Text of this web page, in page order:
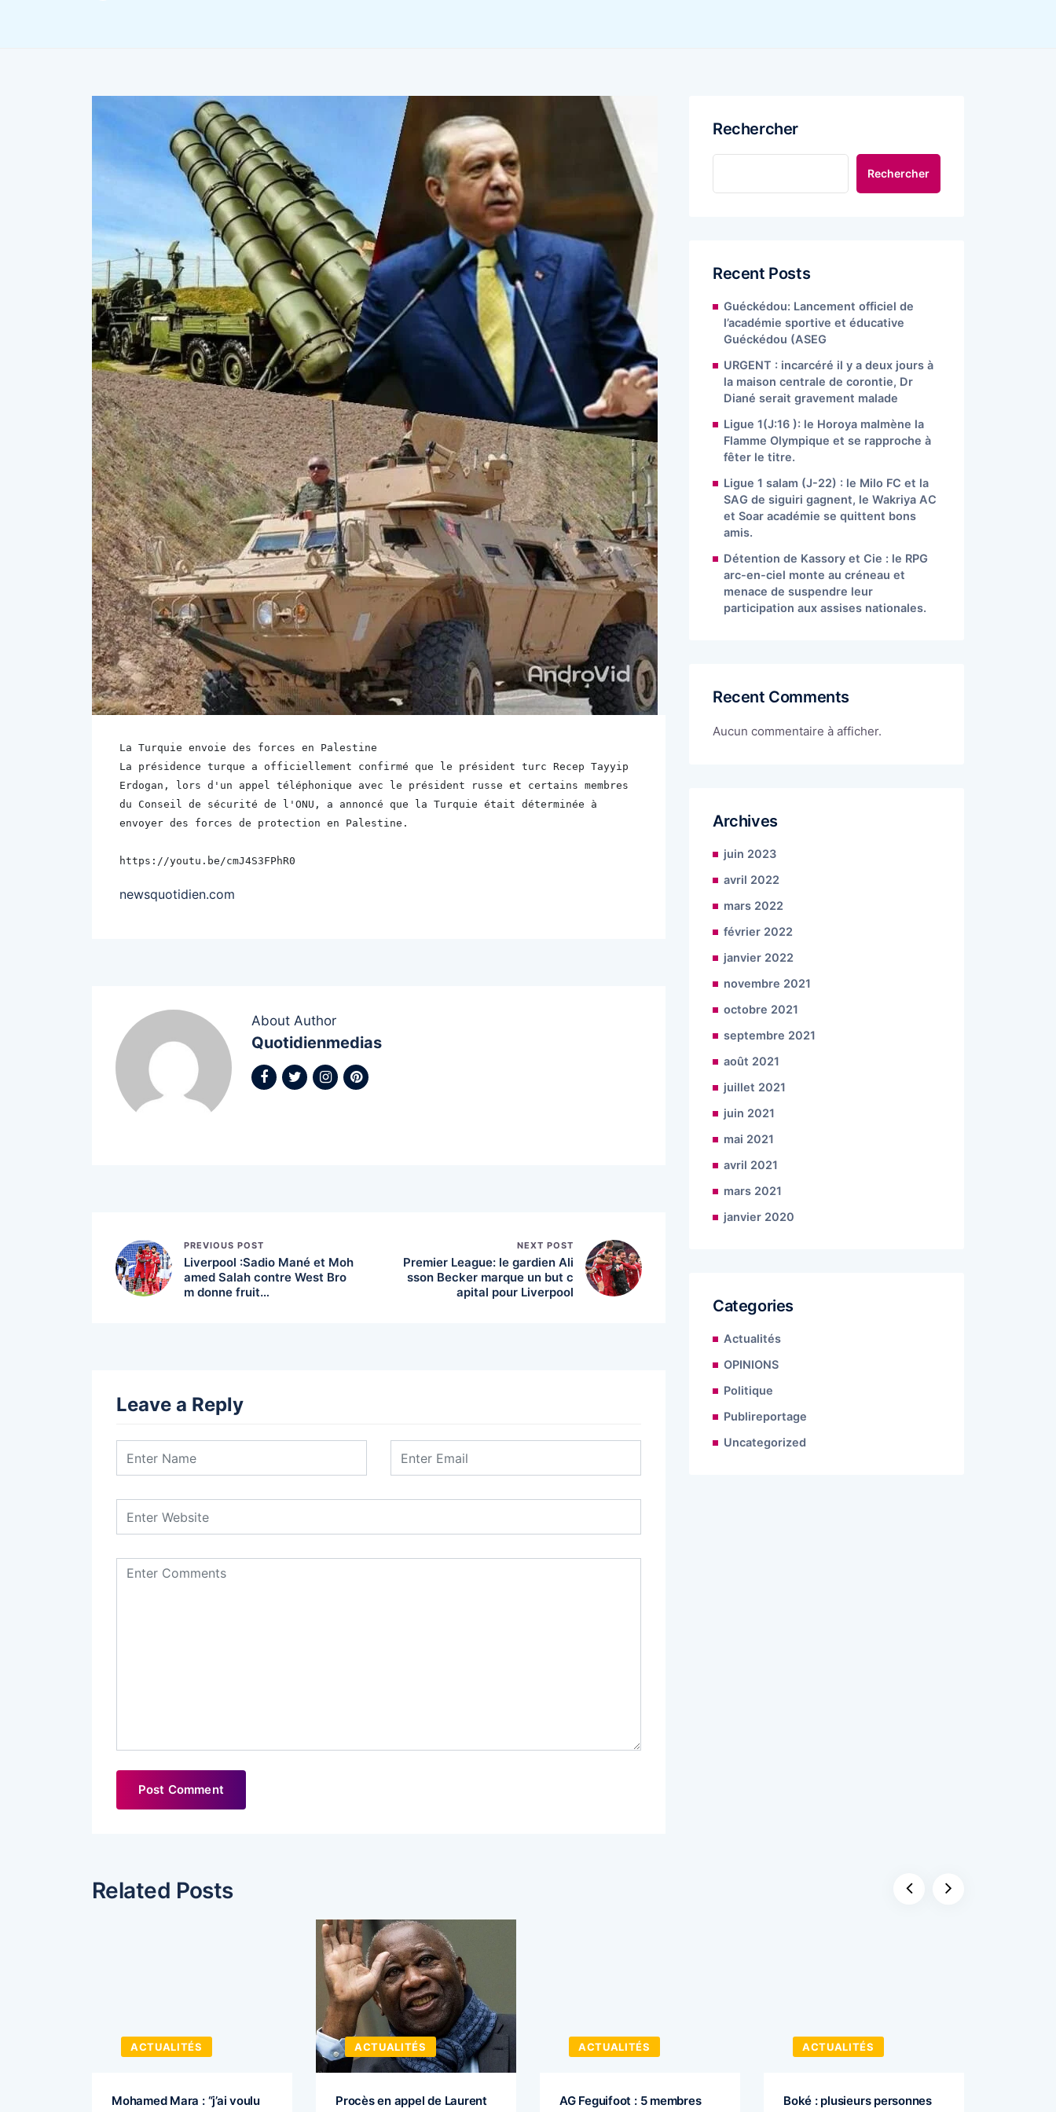
La Turquie envoie des forces en Palestine
La présidence turque a officiellement confirmé que le président turc Recep Tayyip
Erdogan, lors d'un appel téléphonique avec le président russe et certains membres
du Conseil de sécurité de l'ONU, a annoncé que la Turquie était déterminée à
envoyer des forces de protection en Palestine.
https://youtu.be/cmJ4S3FPhR0
newsquotidien.com
About Author
Quotidienmedias
PREVIOUS POST
Liverpool :Sadio Mané et Moh
amed Salah contre West Bro
m donne fruit…
NEXT POST
Premier League: le gardien Ali
sson Becker marque un but c
apital pour Liverpool
Leave a Reply
Rechercher
Rechercher
Recent Posts
Guéckédou: Lancement officiel de
l’académie sportive et éducative
Guéckédou (ASEG
URGENT : incarcéré il y a deux jours à
la maison centrale de corontie, Dr
Diané serait gravement malade
Ligue 1(J:16 ): le Horoya malmène la
Flamme Olympique et se rapproche à
fêter le titre.
Ligue 1 salam (J-22) : le Milo FC et la
SAG de siguiri gagnent, le Wakriya AC
et Soar académie se quittent bons
amis.
Détention de Kassory et Cie : le RPG
arc-en-ciel monte au créneau et
menace de suspendre leur
participation aux assises nationales.
Recent Comments
Aucun commentaire à afficher.
Archives
juin 2023
avril 2022
mars 2022
février 2022
janvier 2022
novembre 2021
octobre 2021
septembre 2021
août 2021
juillet 2021
juin 2021
mai 2021
avril 2021
mars 2021
janvier 2020
Categories
Actualités
OPINIONS
Politique
Publireportage
Uncategorized
Related Posts
ACTUALITÉS
Mohamed Mara : “j’ai voulu
ACTUALITÉS
Procès en appel de Laurent
ACTUALITÉS
AG Feguifoot : 5 membres
ACTUALITÉS
Boké : plusieurs personnes